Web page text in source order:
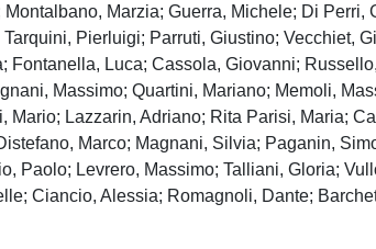
Marzia; Guerra, Michele; Di
Pierluigi; Parruti, Giustino; Vecchiet,
Luca; Cassola, Giovanni;
Massimo; Quartini, Mariano; Memoli,
Lazzarin, Adriano; Rita Parisi, Maria;
Marco; Magnani, Silvia; Paganin,
Paolo; Levrero, Massimo; Talliani, Gloria;
Ciancio, Alessia; Romagnoli, Dante;